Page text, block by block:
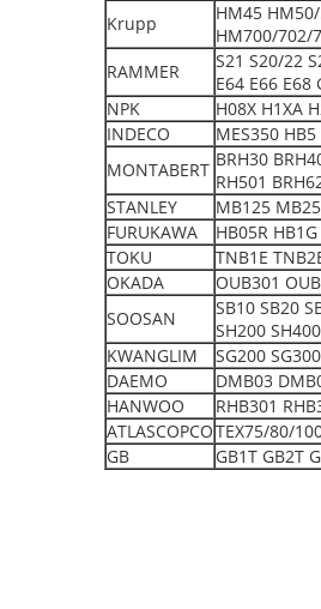
Krupp
HM45
HM700/702/
RAMMER
S21 S20/22
E64 E66 E68
NPK
H08X H1XA
INDECO
MES350
MONTABERT BRH30
RH501
STANLEY
MB125
FURUKAWA
HB05R
TOKU
TNB1E
OKADA
OUB301
SOOSAN
SB10 SB20
SH200
KWANGLIM
SG200
DAEMO
DMB03
HANWOO
RHB301
ATLASCOPCOTEX75/80/
GB
GB1T GB2T